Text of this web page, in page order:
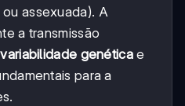
assexuada). A
a transmissão
variabilidade genéticae
para a